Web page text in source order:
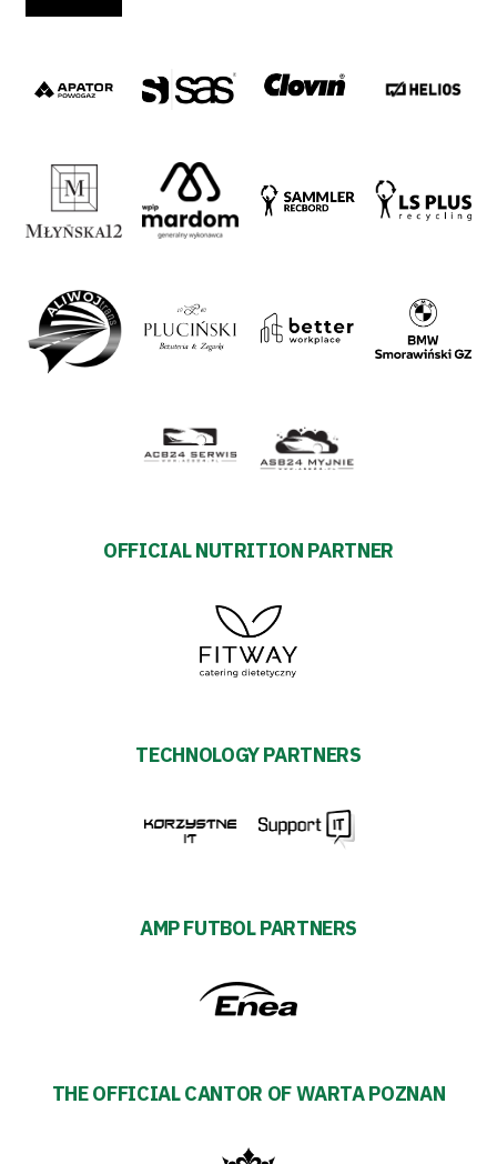
OFFICIAL NUTRITION PARTNER
TECHNOLOGY PARTNERS
AMP FUTBOL PARTNERS
THE OFFICIAL CANTOR OF WARTA POZNAN